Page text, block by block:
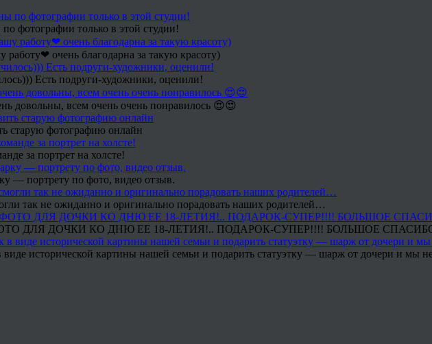
фотографии только в этой студии!
работу❤ очень благодарна за такую красоту)
Есть подруги-художники, оценили!
довольны, всем очень очень понравилось 😍😍
старую фотографию онлайн
за портрет на холсте!
— портрету по фото, видео отзыв.
так не ожиданно и оригинально порадовать наших родителей…
ДЛЯ ДОЧКИ КО ДНЮ ЕЕ 18-ЛЕТИЯ!.. ПОДАРОК-СУПЕР!!!! БОЛЬШОЕ
исторической картины нашей семьи и подарить статуэтку — шарж от дочери и мы